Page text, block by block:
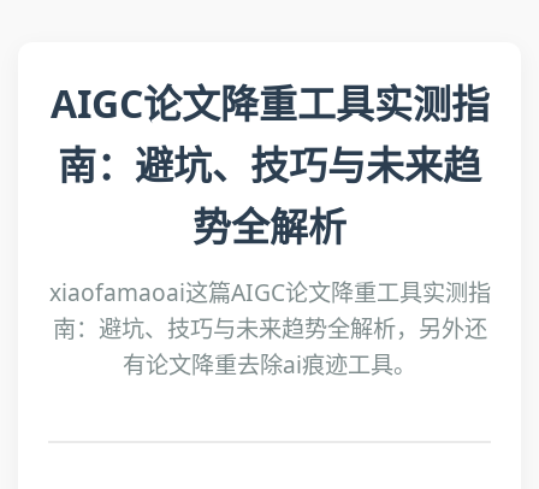
AIGC论文降重工具实测指
南：避坑、技巧与未来趋
势全解析
xiaofamaoai这篇AIGC论文降重工具实测指
南：避坑、技巧与未来趋势全解析，另外还
有论文降重去除ai痕迹工具。